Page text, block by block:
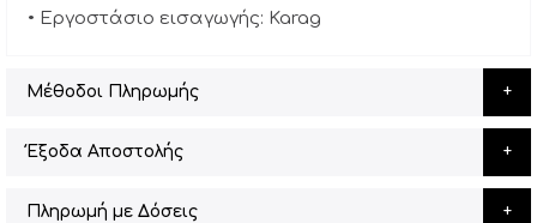
• Εργοστάσιο εισαγωγής: Karag
Μέθοδοι Πληρωμής
Έξοδα Αποστολής
Πληρωμή με Δόσεις